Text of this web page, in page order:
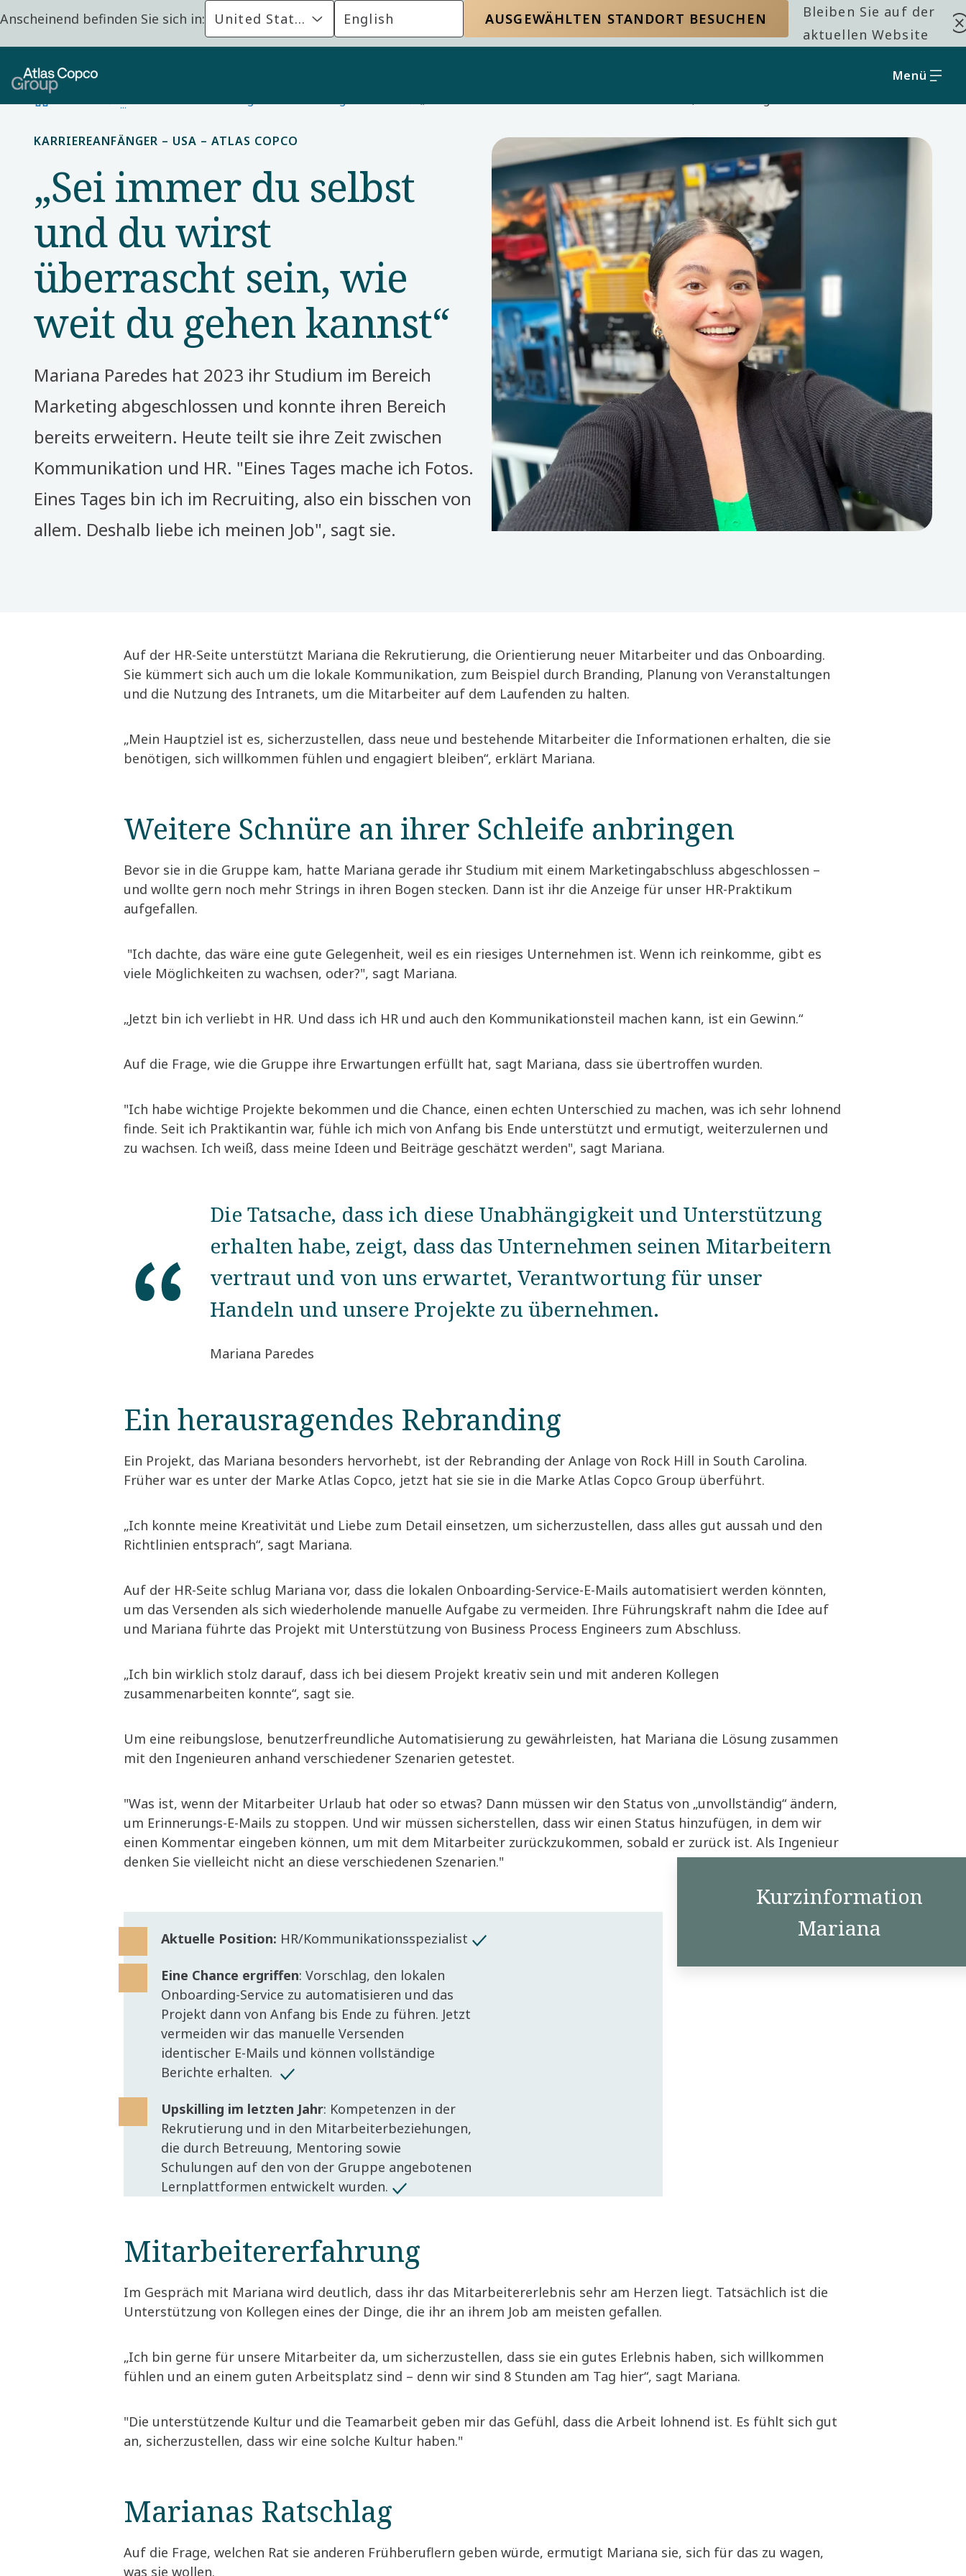
Anscheinend befinden Sie sich in: United States English AUSGEWÄHLTEN STANDORT BESUCHEN
Bleiben Sie auf der
aktuellen Website
Menü
KARRIEREANFÄNGER – USA – ATLAS COPCO
„Sei immer du selbst
und du wirst
überrascht sein, wie
weit du gehen kannst“
Mariana Paredes hat 2023 ihr Studium im Bereich
Marketing abgeschlossen und konnte ihren Bereich
bereits erweitern. Heute teilt sie ihre Zeit zwischen
Kommunikation und HR. "Eines Tages mache ich Fotos.
Eines Tages bin ich im Recruiting, also ein bisschen von
allem. Deshalb liebe ich meinen Job", sagt sie.
Auf der HR-Seite unterstützt Mariana die Rekrutierung, die Orientierung neuer Mitarbeiter und das Onboarding.
Sie kümmert sich auch um die lokale Kommunikation, zum Beispiel durch Branding, Planung von Veranstaltungen
und die Nutzung des Intranets, um die Mitarbeiter auf dem Laufenden zu halten.
„Mein Hauptziel ist es, sicherzustellen, dass neue und bestehende Mitarbeiter die Informationen erhalten, die sie
benötigen, sich willkommen fühlen und engagiert bleiben“, erklärt Mariana.
Weitere Schnüre an ihrer Schleife anbringen
Bevor sie in die Gruppe kam, hatte Mariana gerade ihr Studium mit einem Marketingabschluss abgeschlossen –
und wollte gern noch mehr Strings in ihren Bogen stecken. Dann ist ihr die Anzeige für unser HR-Praktikum
aufgefallen.
"Ich dachte, das wäre eine gute Gelegenheit, weil es ein riesiges Unternehmen ist. Wenn ich reinkomme, gibt es
viele Möglichkeiten zu wachsen, oder?", sagt Mariana.
„Jetzt bin ich verliebt in HR. Und dass ich HR und auch den Kommunikationsteil machen kann, ist ein Gewinn.“
Auf die Frage, wie die Gruppe ihre Erwartungen erfüllt hat, sagt Mariana, dass sie übertroffen wurden.
"Ich habe wichtige Projekte bekommen und die Chance, einen echten Unterschied zu machen, was ich sehr lohnend
finde. Seit ich Praktikantin war, fühle ich mich von Anfang bis Ende unterstützt und ermutigt, weiterzulernen und
zu wachsen. Ich weiß, dass meine Ideen und Beiträge geschätzt werden", sagt Mariana.
Die Tatsache, dass ich diese Unabhängigkeit und Unterstützung
erhalten habe, zeigt, dass das Unternehmen seinen Mitarbeitern
vertraut und von uns erwartet, Verantwortung für unser
Handeln und unsere Projekte zu übernehmen.
Mariana Paredes
Ein herausragendes Rebranding
Ein Projekt, das Mariana besonders hervorhebt, ist der Rebranding der Anlage von Rock Hill in South Carolina.
Früher war es unter der Marke Atlas Copco, jetzt hat sie sie in die Marke Atlas Copco Group überführt.
„Ich konnte meine Kreativität und Liebe zum Detail einsetzen, um sicherzustellen, dass alles gut aussah und den
Richtlinien entsprach“, sagt Mariana.
Auf der HR-Seite schlug Mariana vor, dass die lokalen Onboarding-Service-E-Mails automatisiert werden könnten,
um das Versenden als sich wiederholende manuelle Aufgabe zu vermeiden. Ihre Führungskraft nahm die Idee auf
und Mariana führte das Projekt mit Unterstützung von Business Process Engineers zum Abschluss.
„Ich bin wirklich stolz darauf, dass ich bei diesem Projekt kreativ sein und mit anderen Kollegen
zusammenarbeiten konnte“, sagt sie.
Um eine reibungslose, benutzerfreundliche Automatisierung zu gewährleisten, hat Mariana die Lösung zusammen
mit den Ingenieuren anhand verschiedener Szenarien getestet.
"Was ist, wenn der Mitarbeiter Urlaub hat oder so etwas? Dann müssen wir den Status von „unvollständig“ ändern,
um Erinnerungs-E-Mails zu stoppen. Und wir müssen sicherstellen, dass wir einen Status hinzufügen, in dem wir
einen Kommentar eingeben können, um mit dem Mitarbeiter zurückzukommen, sobald er zurück ist. Als Ingenieur
denken Sie vielleicht nicht an diese verschiedenen Szenarien."
Aktuelle Position: HR/Kommunikationsspezialist
Eine Chance ergriffen: Vorschlag, den lokalen
Onboarding-Service zu automatisieren und das
Projekt dann von Anfang bis Ende zu führen. Jetzt
vermeiden wir das manuelle Versenden
identischer E-Mails und können vollständige
Berichte erhalten.
Upskilling im letzten Jahr: Kompetenzen in der
Rekrutierung und in den Mitarbeiterbeziehungen,
die durch Betreuung, Mentoring sowie
Schulungen auf den von der Gruppe angebotenen
Lernplattformen entwickelt wurden.
Kurzinformation
Mariana
Mitarbeitererfahrung
Im Gespräch mit Mariana wird deutlich, dass ihr das Mitarbeitererlebnis sehr am Herzen liegt. Tatsächlich ist die
Unterstützung von Kollegen eines der Dinge, die ihr an ihrem Job am meisten gefallen.
„Ich bin gerne für unsere Mitarbeiter da, um sicherzustellen, dass sie ein gutes Erlebnis haben, sich willkommen
fühlen und an einem guten Arbeitsplatz sind – denn wir sind 8 Stunden am Tag hier“, sagt Mariana.
"Die unterstützende Kultur und die Teamarbeit geben mir das Gefühl, dass die Arbeit lohnend ist. Es fühlt sich gut
an, sicherzustellen, dass wir eine solche Kultur haben."
Marianas Ratschlag
Auf die Frage, welchen Rat sie anderen Frühberuflern geben würde, ermutigt Mariana sie, sich für das zu wagen,
was sie wollen.